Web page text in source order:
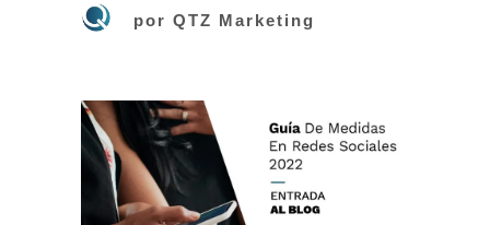
por QTZ Marketing